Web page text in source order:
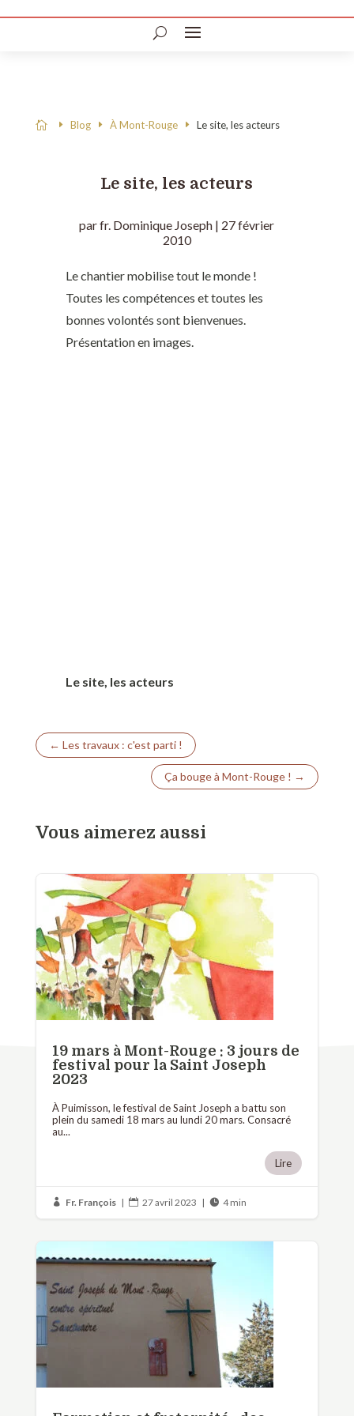
 Blog À Mont-Rouge Le site, les acteurs
Le site, les acteurs
parfr. Dominique Joseph | 27 février
2010
Le chantier mobilise tout le monde !
Toutes les compétences et toutes les
bonnes volontés sont bienvenues.
Présentation en images.
Le site, les acteurs
← Les travaux : c'est parti !
Ça bouge à Mont-Rouge ! →
Vous aimerez aussi
19 mars à Mont-Rouge : 3 jours de
festival pour la Saint Joseph
2023
À Puimisson, le festival de Saint Joseph a battu son
plein du samedi 18 mars au lundi 20 mars. Consacré
au...
Lire
 Fr. François |  27 avril 2023 |  4 min